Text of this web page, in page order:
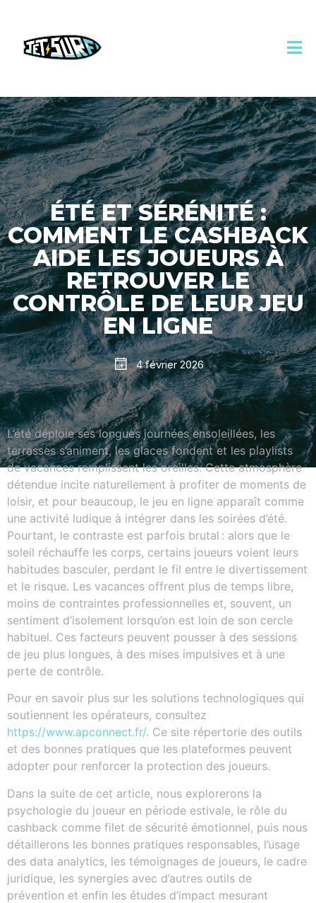
ÉTÉ ET SÉRÉNITÉ :
COMMENT LE CASHBACK
AIDE LES JOUEURS À
RETROUVER LE
CONTRÔLE DE LEUR JEU
EN LIGNE
4 février 2026
L’été déploie ses longues journées ensoleillées, les
terrasses s’animent, les glaces fondent et les playlists
de vacances remplissent les oreilles. Cette atmosphère
détendue incite naturellement à profiter de moments de
loisir, et pour beaucoup, le jeu en ligne apparaît comme
une activité ludique à intégrer dans les soirées d’été.
Pourtant, le contraste est parfois brutal : alors que le
soleil réchauffe les corps, certains joueurs voient leurs
habitudes basculer, perdant le fil entre le divertissement
et le risque. Les vacances offrent plus de temps libre,
moins de contraintes professionnelles et, souvent, un
sentiment d’isolement lorsqu’on est loin de son cercle
habituel. Ces facteurs peuvent pousser à des sessions
de jeu plus longues, à des mises impulsives et à une
perte de contrôle.
Pour en savoir plus sur les solutions technologiques qui
soutiennent les opérateurs, consultez
https://www.apconnect.fr/. Ce site répertorie des outils
et des bonnes pratiques que les plateformes peuvent
adopter pour renforcer la protection des joueurs.
Dans la suite de cet article, nous explorerons la
psychologie du joueur en période estivale, le rôle du
cashback comme filet de sécurité émotionnel, puis nous
détaillerons les bonnes pratiques responsables, l’usage
des data analytics, les témoignages de joueurs, le cadre
juridique, les synergies avec d’autres outils de
prévention et enfin les études d’impact mesurant